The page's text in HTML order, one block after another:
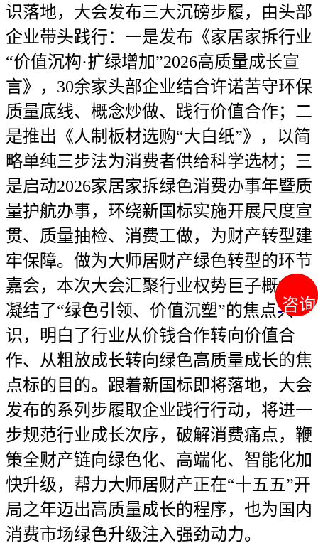
咨询
咨询
识落地，大会发布三大沉磅步履，由头部
企业带头践行：一是发布《家居家拆行业
“价值沉构·扩绿增加”2026高质量成长宣
言》，30余家头部企业结合许诺苦守环保
质量底线、概念炒做、践行价值合作；二
是推出《人制板材选购“大白纸”》，以简
略单纯三步法为消费者供给科学选材；三
是启动2026家居家拆绿色消费办事年暨质
量护航办事，环绕新国标实施开展尺度宣
贯、质量抽检、消费工做，为财产转型建
牢保障。做为大师居财产绿色转型的环节
嘉会，本次大会汇聚行业权势巨子概念，
凝结了“绿色引领、价值沉塑”的焦点共
识，明白了行业从价钱合作转向价值合
作、从粗放成长转向绿色高质量成长的焦
点标的目的。跟着新国标即将落地，大会
发布的系列步履取企业践行行动，将进一
步规范行业成长次序，破解消费痛点，鞭
策全财产链向绿色化、高端化、智能化加
快升级，帮力大师居财产正在“十五五”开
局之年迈出高质量成长的程序，也为国内
消费市场绿色升级注入强劲动力。